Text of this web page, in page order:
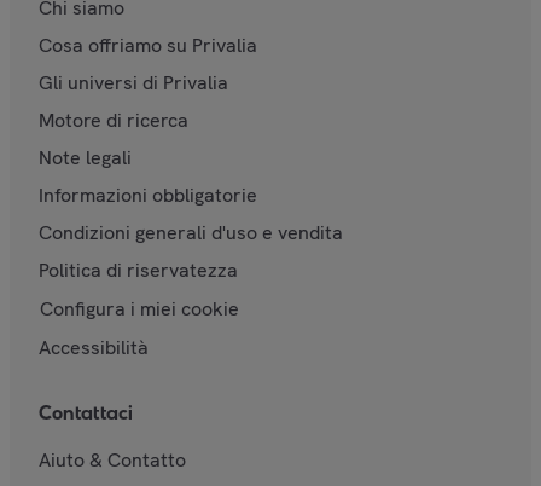
Chi siamo
Cosa offriamo su Privalia
Gli universi di Privalia
Motore di ricerca
Note legali
Informazioni obbligatorie
Condizioni generali d'uso e vendita
Politica di riservatezza
Configura i miei cookie
Accessibilità
Contattaci
Aiuto & Contatto